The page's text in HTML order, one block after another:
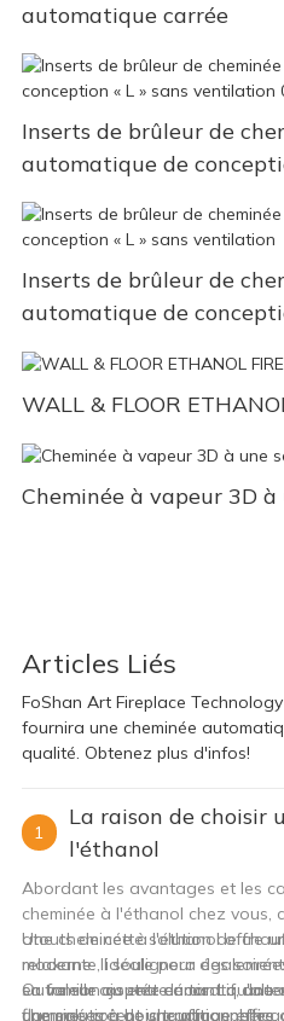
automatique carrée
Inserts de brûleur de
automatique de
ventilation 01
Inserts de brûleur de
automatique de
ventilation
WALL & FLOOR
Cheminée à vapeur 3D
Articles Liés
FoShan Art Fireplace
fournira une cheminée
qualité. Obtenez plus d'infos!
1
La raison de choisir
l'éthanol
Abordant les avantages et les
cheminée à l'éthanol chez
atouts de cette solution de
moderne. Il soulignera
sa valeur ajoutée en tant
cheminées à bois traditionnelles.
Une cheminée à l'éthanol offre
relaxante, idéale pour des
en famille ou entre amis. La
flammes créent une atmosphère
Outre son aspect décoratif, une
une solution de chauffage